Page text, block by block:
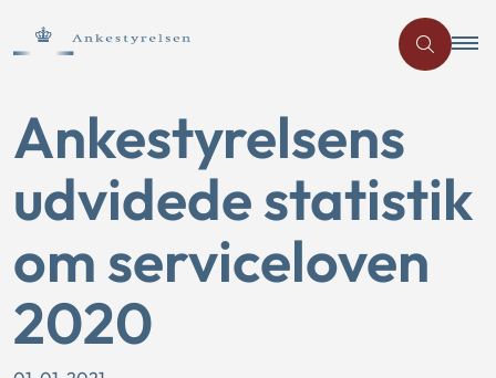
Ankestyrelsens
udvidede statistik
om serviceloven
2020